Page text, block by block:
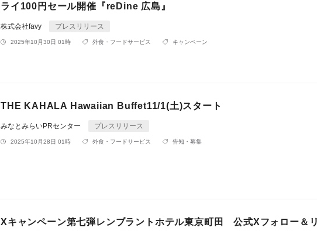
ライ100円セール開催『reDine 広島』
株式会社favy プレスリリース
2025年10月30日 01時 外食・フードサービス キャンペーン
THE KAHALA Hawaiian Buffet11/1(土)スタート
みなとみらいPRセンター プレスリリース
2025年10月28日 01時 外食・フードサービス 告知・募集
Xキャンペーン第七弾レンブラントホテル東京町田 公式Xフォロー＆